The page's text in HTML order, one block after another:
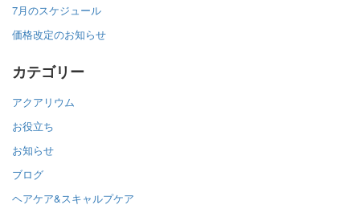
7月のスケジュール
価格改定のお知らせ
カテゴリー
アクアリウム
お役立ち
お知らせ
ブログ
ヘアケア&スキャルプケア